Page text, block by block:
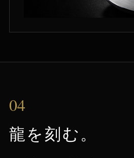
04
龍を刻む。